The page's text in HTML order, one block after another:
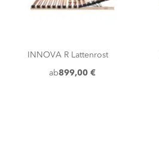
INNOVA R Lattenrost
ab899,00 €